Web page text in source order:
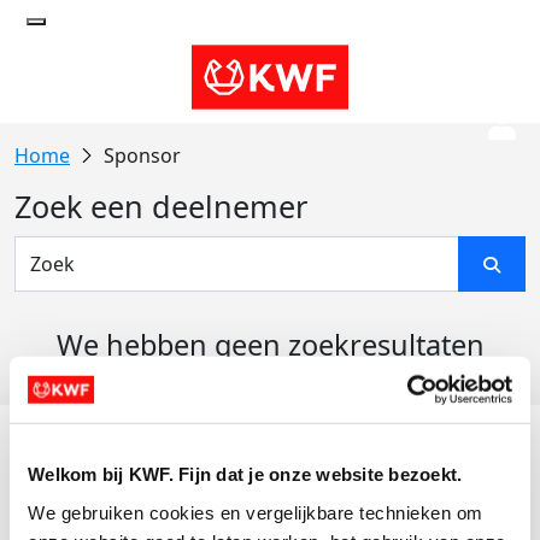
Welkom bij KWF. Fijn dat je onze website bezoekt.
We gebruiken cookies en vergelijkbare technieken om
Sponsor
Zoek een deelnemer
We hebben geen zoekresultaten
Actiematerialen
Evenementen